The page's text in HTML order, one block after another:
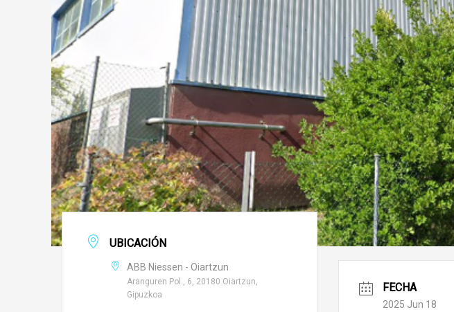
UBICACIÓN
ABB Niessen - Oiartzun
Aranguren Pol., 6, 20180 Oiartzun,
Gipuzkoa
FECHA
2025 Jun 18